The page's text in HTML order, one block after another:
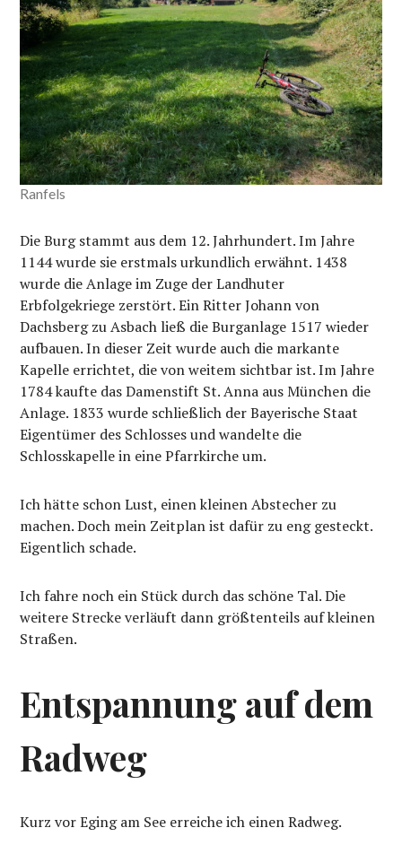
Ranfels
Die Burg stammt aus dem 12. Jahrhundert. Im Jahre
1144 wurde sie erstmals urkundlich erwähnt. 1438
wurde die Anlage im Zuge der Landhuter
Erbfolgekriege zerstört. Ein Ritter Johann von
Dachsberg zu Asbach ließ die Burganlage 1517 wieder
aufbauen. In dieser Zeit wurde auch die markante
Kapelle errichtet, die von weitem sichtbar ist. Im Jahre
1784 kaufte das Damenstift St. Anna aus München die
Anlage. 1833 wurde schließlich der Bayerische Staat
Eigentümer des Schlosses und wandelte die
Schlosskapelle in eine Pfarrkirche um.
Ich hätte schon Lust, einen kleinen Abstecher zu
machen. Doch mein Zeitplan ist dafür zu eng gesteckt.
Eigentlich schade.
Ich fahre noch ein Stück durch das schöne Tal. Die
weitere Strecke verläuft dann größtenteils auf kleinen
Straßen.
Entspannung auf dem
Radweg
Kurz vor Eging am See erreiche ich einen Radweg.